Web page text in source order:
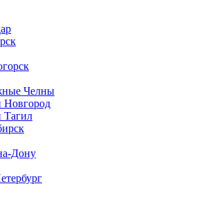
Челны
Дону